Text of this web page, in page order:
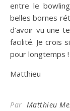
entre le
belles bornes
d’avoir vu une
facilité. Je crois
pour longtemps !
Matthieu
Par Matthieu